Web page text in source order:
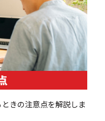
きの注意点を解説しま